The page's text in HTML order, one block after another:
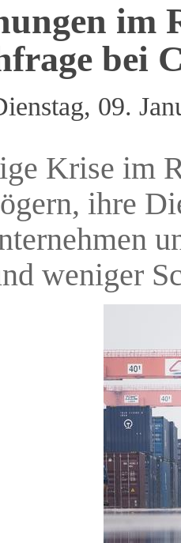
im
bei
09.
Krise im
ihre
weniger